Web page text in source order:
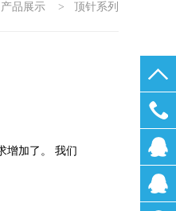
产品展示 > 顶针系列
增加了。 我们
0755-
刘小